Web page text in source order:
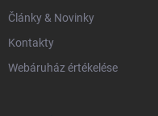
Články & Novinky
Kontakty
Webáruház értékelése